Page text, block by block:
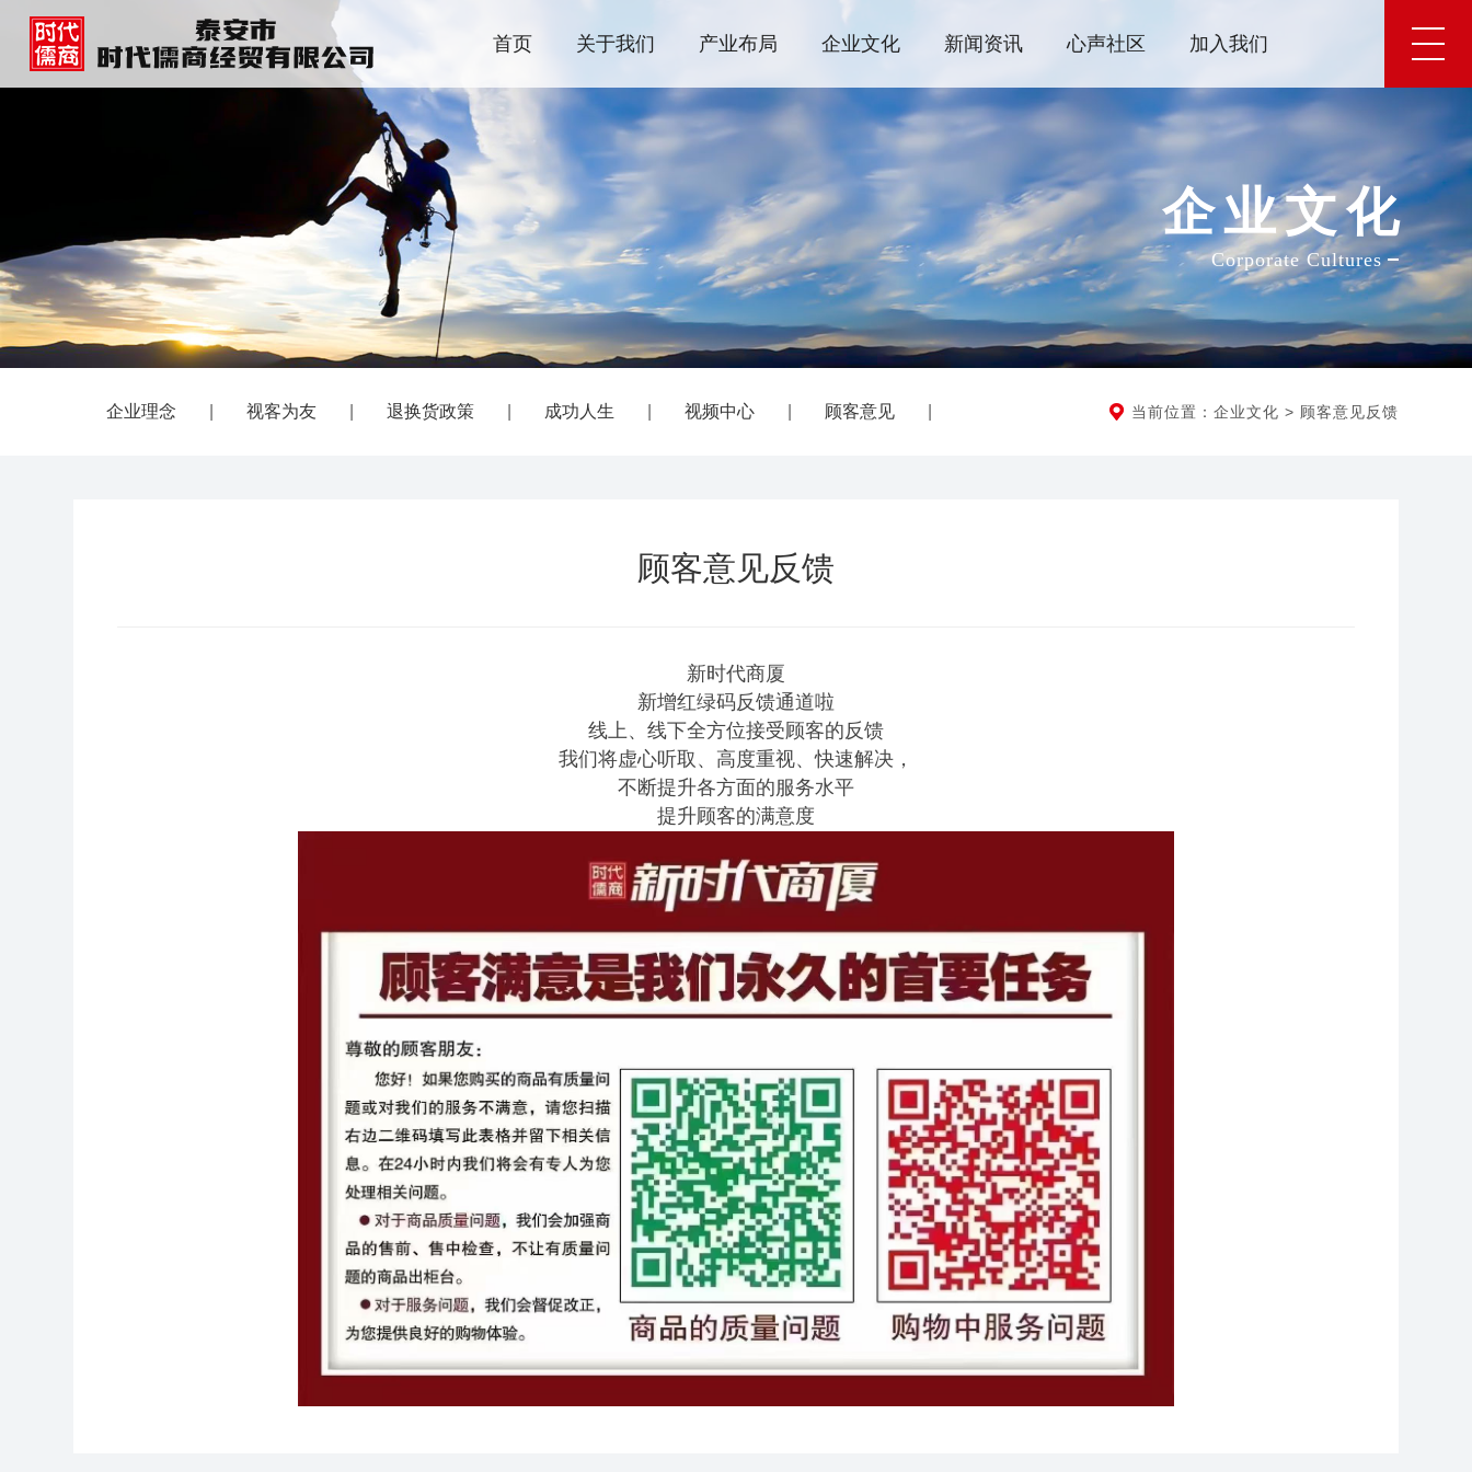
首页 关于我们 产业布局 企业文化 新闻资讯 心声社区 加入我们
企业文化
Corporate Cultures
企业理念 视客为友 退换货政策 成功人生 视频中心 顾客意见 当前位置： 企业文化 > 顾客意见反馈
顾客意见反馈
新时代商厦
新增红绿码反馈通道啦
线上、线下全方位接受顾客的反馈
我们将虚心听取、高度重视、快速解决，
不断提升各方面的服务水平
提升顾客的满意度